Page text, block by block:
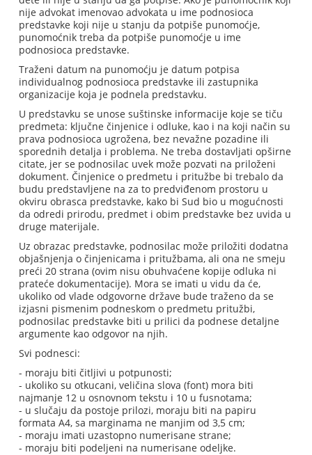
nije advokat imenovao advokata u ime podnosioca
predstavke koji nije u stanju da potpiše punomoćje,
punomoćnik treba da potpiše punomoćje u ime
podnosioca predstavke.
Traženi datum na punomoćju je datum potpisa
individualnog podnosioca predstavke ili zastupnika
organizacije koja je podnela predstavku.
U predstavku se unose suštinske informacije koje se tiču
predmeta: ključne činjenice i odluke, kao i na koji način su
prava podnosioca ugrožena, bez nevažne pozadine ili
sporednih detalja i problema. Ne treba dostavljati opširne
citate, jer se podnosilac uvek može pozvati na priloženi
dokument. Činjenice o predmetu i pritužbe bi trebalo da
budu predstavljene na za to predviđenom prostoru u
okviru obrasca predstavke, kako bi Sud bio u mogućnosti
da odredi prirodu, predmet i obim predstavke bez uvida u
druge materijale.
Uz obrazac predstavke, podnosilac može priložiti dodatna
objašnjenja o činjenicama i pritužbama, ali ona ne smeju
preći 20 strana (ovim nisu obuhvaćene kopije odluka ni
prateće dokumentacije). Mora se imati u vidu da će,
ukoliko od vlade odgovorne države bude traženo da se
izjasni pismenim podneskom o predmetu pritužbi,
podnosilac predstavke biti u prilici da podnese detaljne
argumente kao odgovor na njih.
Svi podnesci:
- moraju biti čitljivi u potpunosti;
- ukoliko su otkucani, veličina slova (font) mora biti
najmanje 12 u osnovnom tekstu i 10 u fusnotama;
- u slučaju da postoje prilozi, moraju biti na papiru
formata A4, sa marginama ne manjim od 3,5 cm;
- moraju imati uzastopno numerisane strane;
- moraju biti podeljeni na numerisane odeljke.